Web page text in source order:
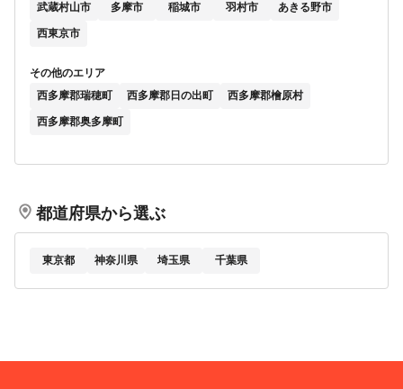
武蔵村山市 多摩市 稲城市 羽村市 あきる野市
西東京市
その他のエリア
西多摩郡瑞穂町
西多摩郡日の出町 西多摩郡檜原村
西多摩郡奥多摩町
都道府県から選ぶ
東京都 神奈川県 埼玉県 千葉県